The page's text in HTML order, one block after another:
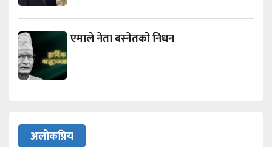
एमाले नेता बस्नेतको निधन
अलोकप्रिय